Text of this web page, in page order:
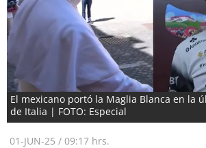
El mexicano portó la Maglia Blanca en la
de Italia | FOTO: Especial
01-JUN-25 / 09:17 hrs.